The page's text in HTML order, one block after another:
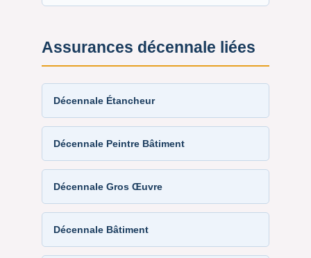
Assurances décennale liées
Décennale Étancheur
Décennale Peintre Bâtiment
Décennale Gros Œuvre
Décennale Bâtiment